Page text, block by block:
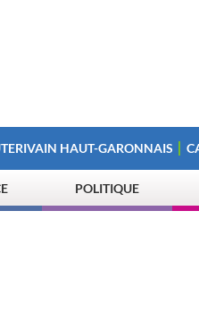
HAUT-GARONNAIS
POLITIQUE